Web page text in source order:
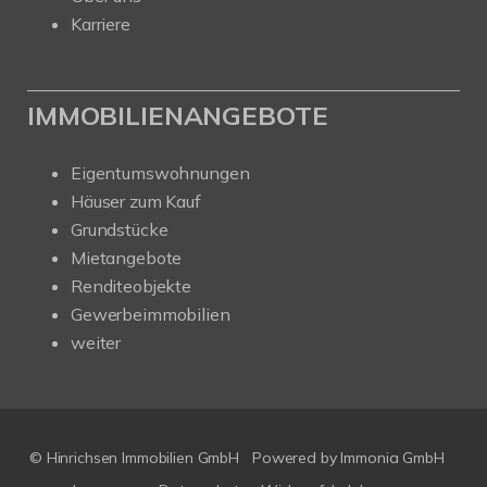
Karriere
IMMOBILIENANGEBOTE
Eigentumswohnungen
Häuser zum Kauf
Grundstücke
Mietangebote
Renditeobjekte
Gewerbeimmobilien
weiter
© Hinrichsen Immobilien GmbH Powered by Immonia GmbH